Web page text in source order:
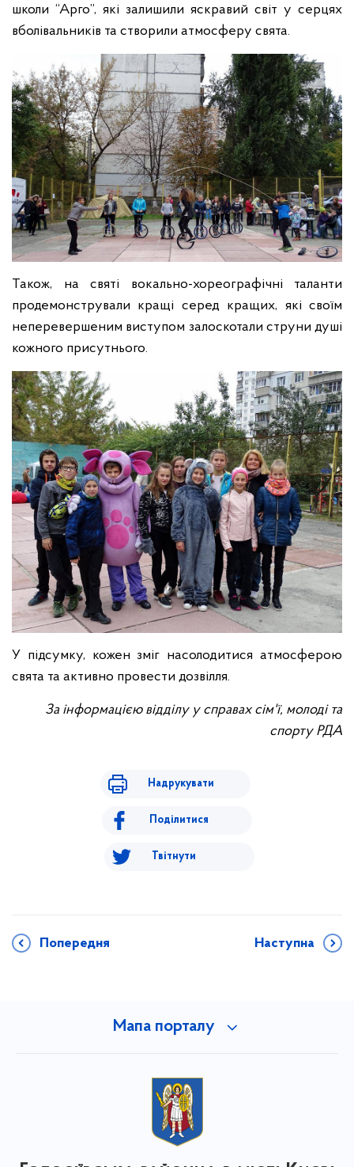
школи “Арго”, які залишили яскравий світ у серцях
вболівальників та створили атмосферу свята.
Також, на святі вокально-хореографічні таланти
продемонстрували кращі серед кращих, які своїм
неперевершеним виступом залоскотали струни душі
кожного присутнього.
У підсумку, кожен зміг насолодитися атмосферою
свята та активно провести дозвілля.
За інформацією відділу у справах сім'ї, молоді та
спорту РДА
Надрукувати
Поділитися
Твітнути
Попередня Наступна
Мапа порталу